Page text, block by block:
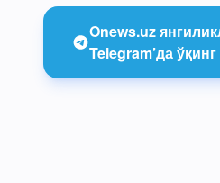
Onews.uz
Telegram’да ўқинг